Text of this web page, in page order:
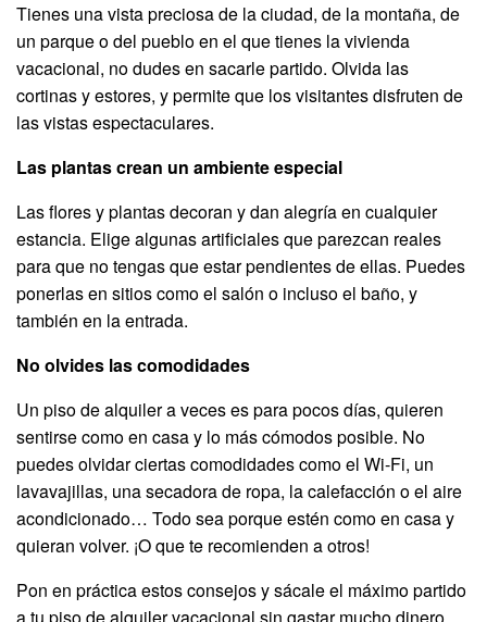
Tienes una vista preciosa de la ciudad, de la montaña, de
un parque o del pueblo en el que tienes la vivienda
vacacional, no dudes en sacarle partido. Olvida las
cortinas y estores, y permite que los visitantes disfruten de
las vistas espectaculares.
Las plantas crean un ambiente especial
Las flores y plantas decoran y dan alegría en cualquier
estancia. Elige algunas artificiales que parezcan reales
para que no tengas que estar pendientes de ellas. Puedes
ponerlas en sitios como el salón o incluso el baño, y
también en la entrada.
No olvides las comodidades
Un piso de alquiler a veces es para pocos días, quieren
sentirse como en casa y lo más cómodos posible. No
puedes olvidar ciertas comodidades como el Wi-Fi, un
lavavajillas, una secadora de ropa, la calefacción o el aire
acondicionado… Todo sea porque estén como en casa y
quieran volver. ¡O que te recomienden a otros!
Pon en práctica estos consejos y sácale el máximo partido
a tu piso de alquiler vacacional sin gastar mucho dinero.